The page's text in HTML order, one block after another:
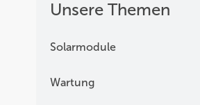
Unsere Themen
Solarmodule
Wartung